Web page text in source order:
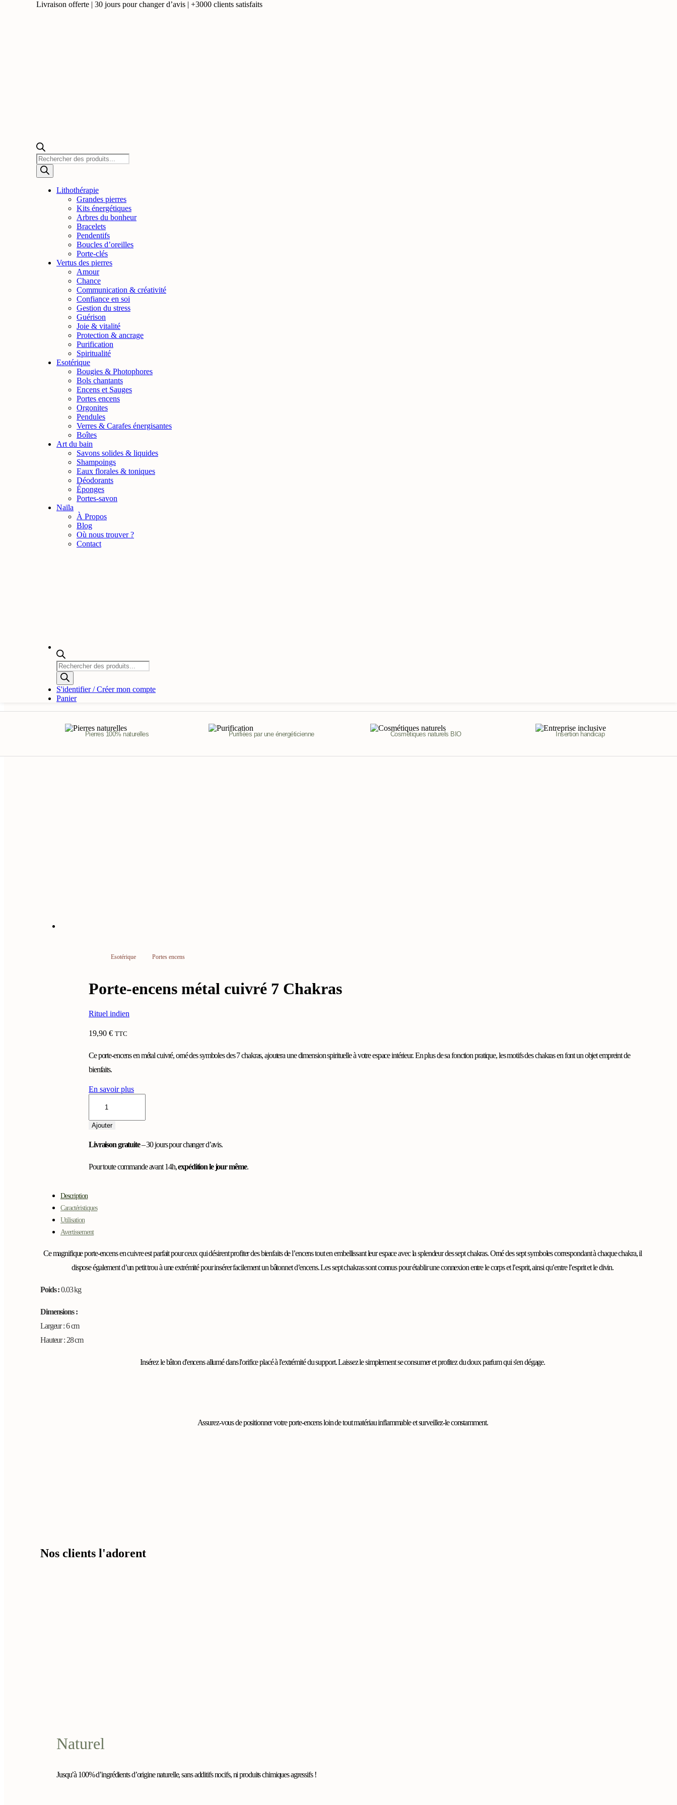
Livraison offerte | 30 jours pour changer d’avis | +3000 clients satisfaits
Recherche
de
produits
Lithothérapie
Grandes pierres
Kits énergétiques
Arbres du bonheur
Bracelets
Pendentifs
Boucles d’oreilles
Porte-clés
Vertus des pierres
Amour
Chance
Communication & créativité
Confiance en soi
Gestion du stress
Guérison
Joie & vitalité
Protection & ancrage
Purification
Spiritualité
Esotérique
Bougies & Photophores
Bols chantants
Encens et Sauges
Portes encens
Orgonites
Pendules
Verres & Carafes énergisantes
Boîtes
Art du bain
Savons solides & liquides
Shampoings
Eaux florales & toniques
Déodorants
Éponges
Portes-savon
Naïla
À Propos
Blog
Où nous trouver ?
Contact
Recherche
de
produits
S'identifier / Créer mon compte
Panier
Pierres 100% naturelles Purifiées par une énergéticienne Cosmétiques naturels BIO Insertion handicap
Esotérique Portes encens
Porte-encens métal cuivré 7 Chakras
Rituel indien
19,90 € TTC
Ce porte-encens en métal cuivré, orné des symboles des 7 chakras, ajoutera une dimension spirituelle à votre espace intérieur. En plus de sa fonction pratique, les motifs des chakras en font un objet empreint de
bienfaits.
En savoir plus
encens
cuivré
Ajouter
Livraison gratuite– 30 jours pour changer d’avis.
Pour toute commande avant 14h,expédition le jour même.
Description
Caractéristiques
Utilisation
Avertissement
Ce magnifique porte-encens en cuivre est parfait pour ceux qui désirent profiter des bienfaits de l’encens tout en embellissant leur espace avec la splendeur des sept chakras. Orné des sept symboles correspondant à chaque chakra, il
dispose également d’un petit trou à une extrémité pour insérer facilement un bâtonnet d’encens. Les sept chakras sont connus pour établir une connexion entre le corps et l’esprit, ainsi qu’entre l’esprit et le divin.
Poids :0.03 kg
Dimensions :
Largeur : 6 cm
Hauteur : 28 cm
Insérez le bâton d'encens allumé dans l'orifice placé à l'extrémité du support. Laissez le simplement se consumer et profitez du doux parfum qui s'en dégage.
Assurez-vous de positionner votre porte-encens loin de tout matériau inflammable et surveillez-le constamment.
Nos clients l'adorent
Naturel
Jusqu’à 100% d’ingrédients d’origine naturelle, sans additifs nocifs, ni produits chimiques agressifs !